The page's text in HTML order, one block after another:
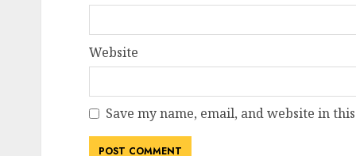
Website
Save my name, email, and website in